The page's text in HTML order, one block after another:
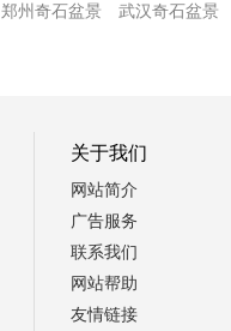
郑州奇石盆景
武汉奇石盆景
关于我们
网站简介
广告服务
联系我们
网站帮助
友情链接